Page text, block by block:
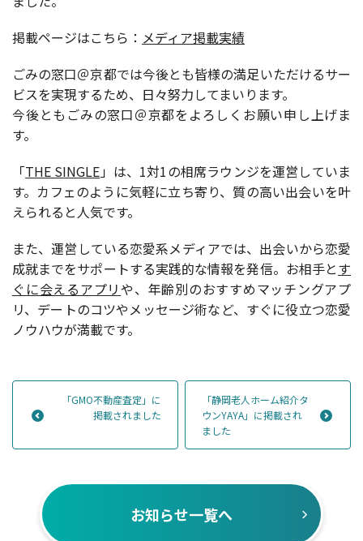
掲載ページはこちら： メディア掲載実績
ごみの窓口＠京都では今後とも皆様の満足いただけるサー
ビスを実現するため、日々努力してまいります。
今後ともごみの窓口＠京都をよろしくお願い申し上げま
す。
「THE SINGLE」は、 1対1の相席ラウンジを運営していま
す。カフェのように気軽に立ち寄り、質の高い出会いを叶
えられると人気です。
また、運営している恋愛系メディアでは、出会いから恋愛
成就までをサポートする実践的な情報を発信。お相手とす
ぐに会えるアプリや、年齢別のおすすめマッチングアプ
リ、デートのコツやメッセージ術など、すぐに役立つ恋愛
ノウハウが満載です。
「GMO不動産査定」に
掲載されました
「静岡老人ホーム紹介タ
ウンYAYA」に掲載され
ました
お知らせ一覧へ